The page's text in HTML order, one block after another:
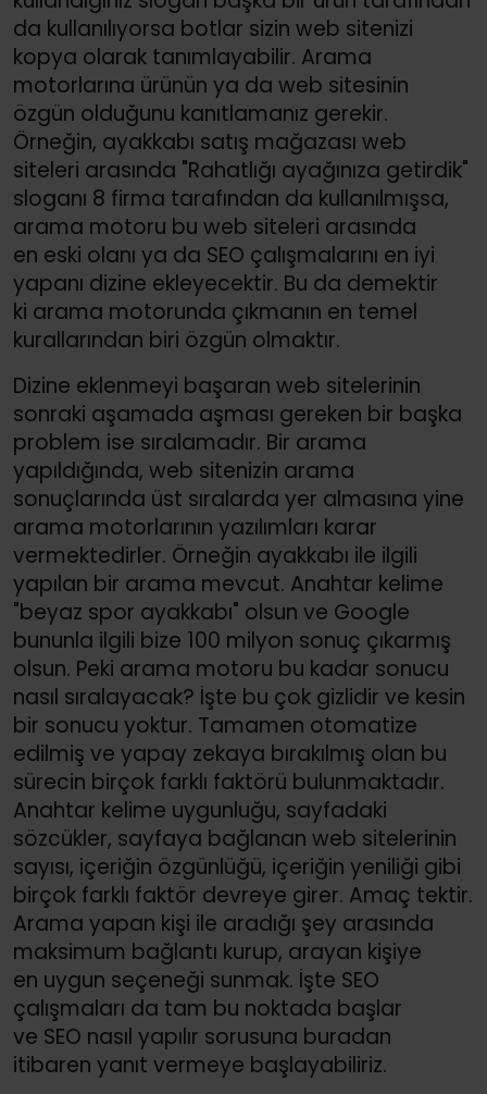
da kullanılıyorsa botlar sizin web sitenizi
kopya olarak tanımlayabilir. Arama
motorlarına ürünün ya da web sitesinin
özgün olduğunu kanıtlamanız gerekir.
Örneğin, ayakkabı satış mağazası web
siteleri arasında "Rahatlığı ayağınıza getirdik"
sloganı 8 firma tarafından da kullanılmışsa,
arama motoru bu web siteleri arasında
en eski olanı ya da SEO çalışmalarını en iyi
yapanı dizine ekleyecektir. Bu da demektir
ki arama motorunda çıkmanın en temel
kurallarından biri özgün olmaktır.
Dizine eklenmeyi başaran web sitelerinin
sonraki aşamada aşması gereken bir başka
problem ise sıralamadır. Bir arama
yapıldığında, web sitenizin arama
sonuçlarında üst sıralarda yer almasına yine
arama motorlarının yazılımları karar
vermektedirler. Örneğin ayakkabı ile ilgili
yapılan bir arama mevcut. Anahtar kelime
"beyaz spor ayakkabı" olsun ve Google
bununla ilgili bize 100 milyon sonuç çıkarmış
olsun. Peki arama motoru bu kadar sonucu
nasıl sıralayacak? İşte bu çok gizlidir ve kesin
bir sonucu yoktur. Tamamen otomatize
edilmiş ve yapay zekaya bırakılmış olan bu
sürecin birçok farklı faktörü bulunmaktadır.
Anahtar kelime uygunluğu, sayfadaki
sözcükler, sayfaya bağlanan web sitelerinin
sayısı, içeriğin özgünlüğü, içeriğin yeniliği gibi
birçok farklı faktör devreye girer. Amaç tektir.
Arama yapan kişi ile aradığı şey arasında
maksimum bağlantı kurup, arayan kişiye
en uygun seçeneği sunmak. İşte SEO
çalışmaları da tam bu noktada başlar
ve SEO nasıl yapılır sorusuna buradan
itibaren yanıt vermeye başlayabiliriz.